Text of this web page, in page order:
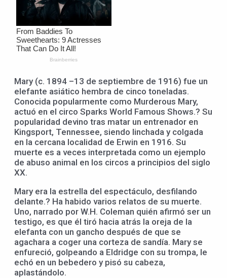
Mary (c. 1894 –13 de septiembre de 1916) fue un
elefante asiático hembra de cinco toneladas.
Conocida popularmente como Murderous Mary,
actuó en el circo Sparks World Famous Shows.? Su
popularidad devino tras matar un entrenador en
Kingsport, Tennessee, siendo linchada y colgada
en la cercana localidad de Erwin en 1916. Su
muerte es a veces interpretada como un ejemplo
de abuso animal en los circos a principios del siglo
XX.
Mary era la estrella del espectáculo, desfilando
delante.? Ha habido varios relatos de su muerte.
Uno, narrado por W.H. Coleman quién afirmó ser un
testigo, es que él tiró hacia atrás la oreja de la
elefanta con un gancho después de que se
agachara a coger una corteza de sandía. Mary se
enfureció, golpeando a Eldridge con su trompa, le
echó en un bebedero y pisó su cabeza,
aplastándolo.